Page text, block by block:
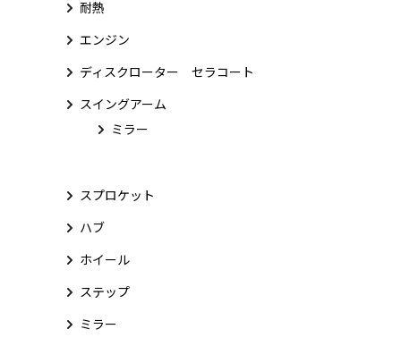
耐熱
エンジン
ディスクローター セラコート
スイングアーム
ミラー
スプロケット
ハブ
ホイール
ステップ
ミラー